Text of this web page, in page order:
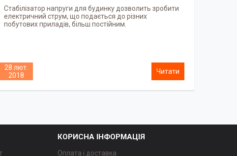
Стабілізатор напруги для будинку дозволить зробити
електричний струм, що подається до різних
побутових приладів, більш постійним.
28 лют.
2018
КОРИСНА ІНФОРМАЦІЯ
Оплата і доставка